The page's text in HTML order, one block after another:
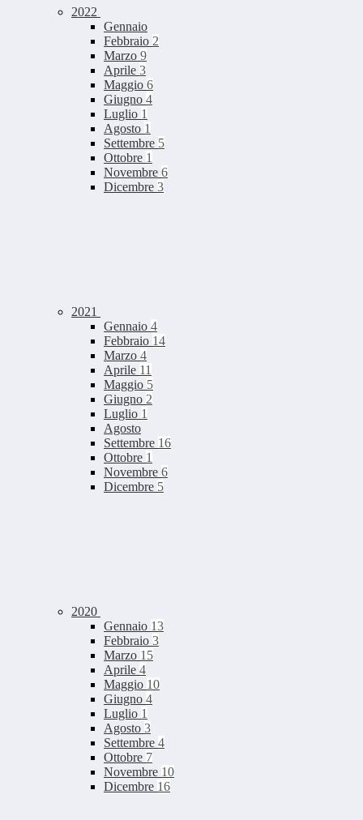
2022
Gennaio
Febbraio 2
Marzo 9
Aprile 3
Maggio 6
Giugno 4
Luglio 1
Agosto 1
Settembre 5
Ottobre 1
Novembre 6
Dicembre 3
2021
Gennaio 4
Febbraio 14
Marzo 4
Aprile 11
Maggio 5
Giugno 2
Luglio 1
Agosto
Settembre 16
Ottobre 1
Novembre 6
Dicembre 5
2020
Gennaio 13
Febbraio 3
Marzo 15
Aprile 4
Maggio 10
Giugno 4
Luglio 1
Agosto 3
Settembre 4
Ottobre 7
Novembre 10
Dicembre 16